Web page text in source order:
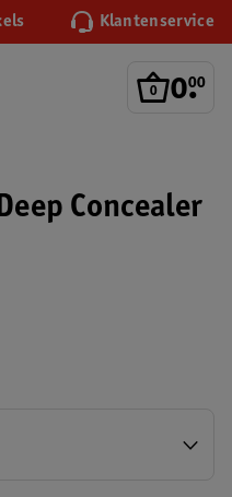
Klantenservice
0.
00
Concealer